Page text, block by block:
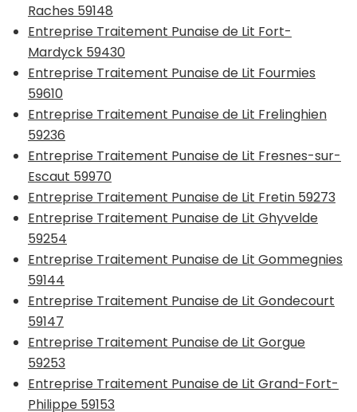
Raches 59148
Entreprise Traitement Punaise de Lit Fort-
Mardyck 59430
Entreprise Traitement Punaise de Lit Fourmies
59610
Entreprise Traitement Punaise de Lit Frelinghien
59236
Entreprise Traitement Punaise de Lit Fresnes-sur-
Escaut 59970
Entreprise Traitement Punaise de Lit Fretin 59273
Entreprise Traitement Punaise de Lit Ghyvelde
59254
Entreprise Traitement Punaise de Lit Gommegnies
59144
Entreprise Traitement Punaise de Lit Gondecourt
59147
Entreprise Traitement Punaise de Lit Gorgue
59253
Entreprise Traitement Punaise de Lit Grand-Fort-
Philippe 59153